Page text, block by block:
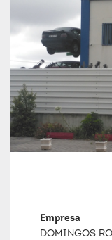
Empresa
DOMINGOS